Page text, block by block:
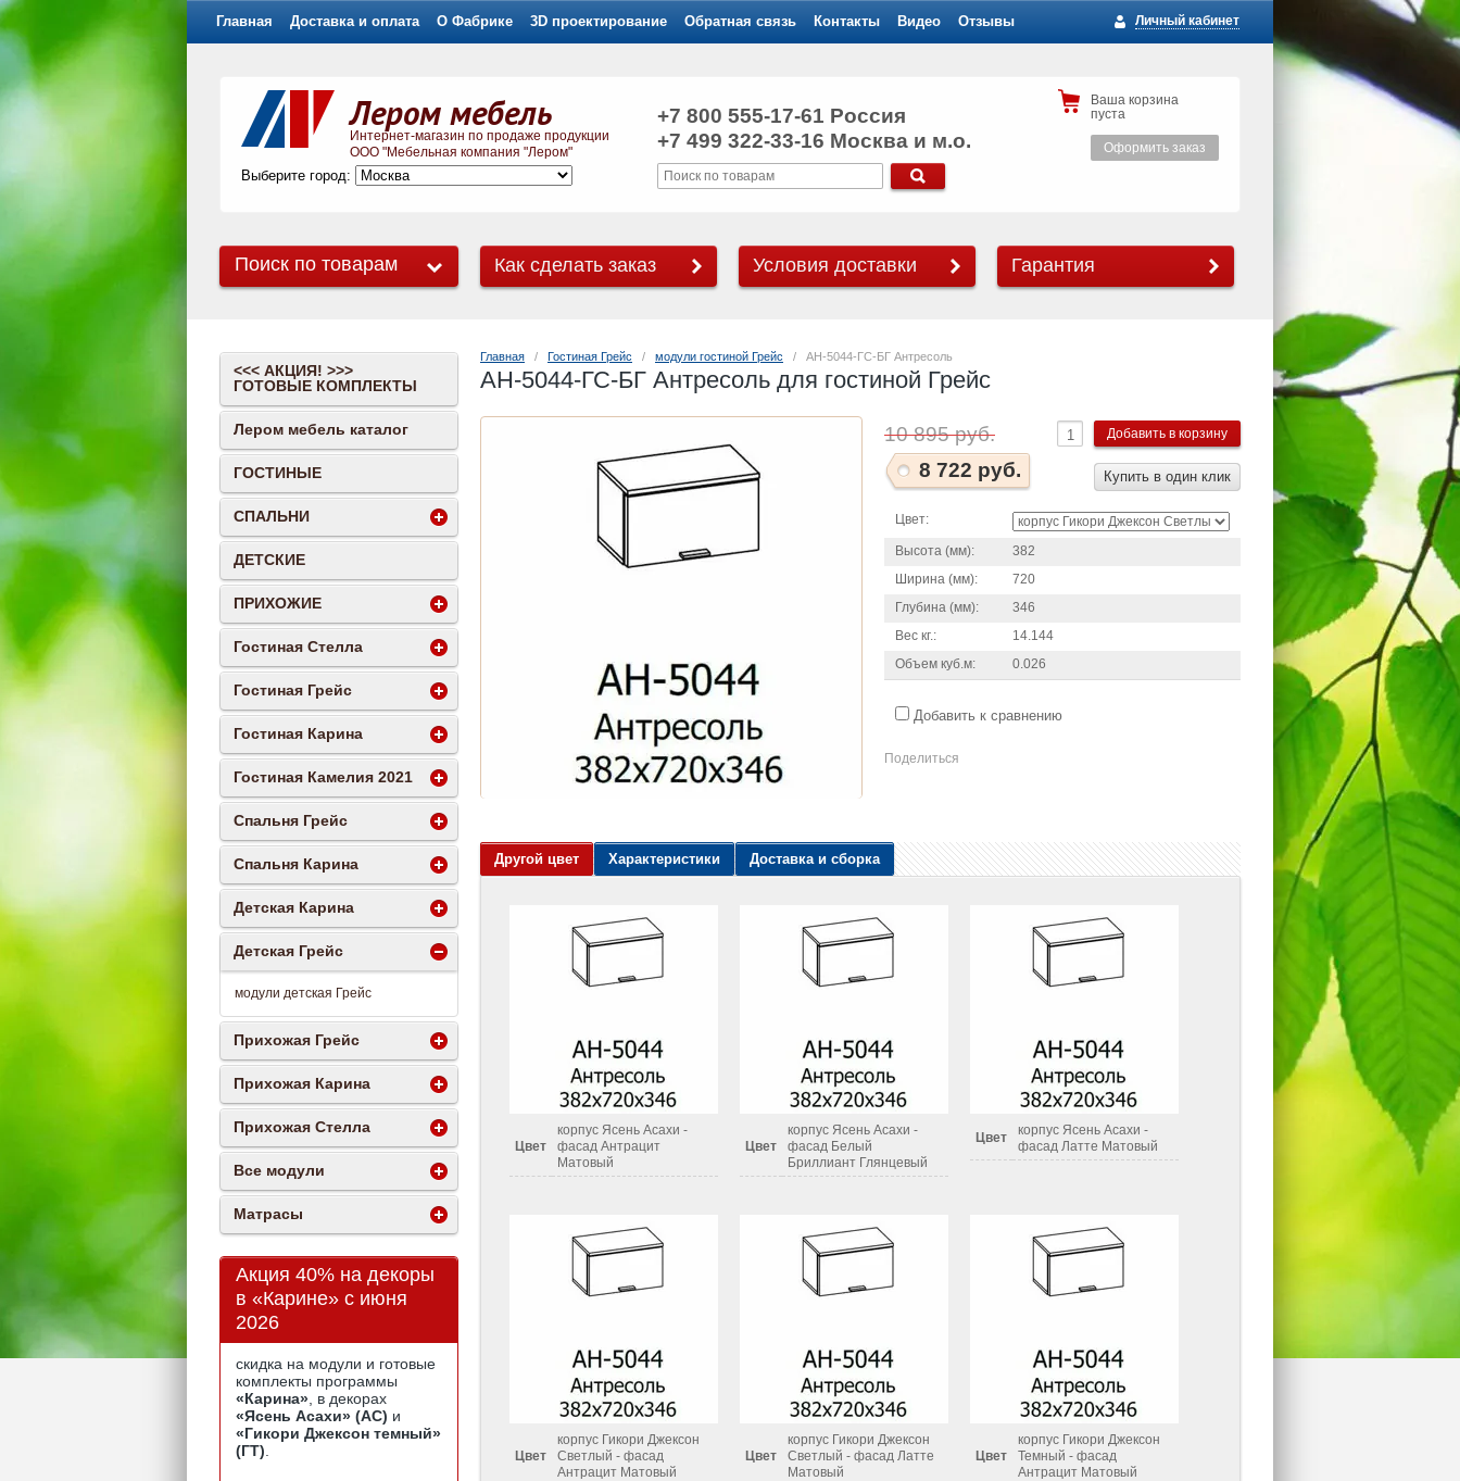
Главная Доставка и оплата О Фабрике 3D проектирование Обратная связь Контакты Видео Отзывы Личный кабинет
Лером мебель
Интернет-магазин по продаже продукции
ООО "Мебельная компания "Лером"
Выберите город:
+7 800 555-17-61 Россия
+7 499 322-33-16 Москва и м.о.
Ваша корзина
пуста
Оформить заказ
Поиск по товарам Как сделать заказ Условия доставки Гарантия
Главная
   /
Гостиная Грейс
   /
модули гостиной Грейс
   /   АН-5044-ГС-БГ Антресоль
АН-5044-ГС-БГ Антресоль для гостиной Грейс
10 895 руб.
8 722 руб.
Купить в один клик
Цвет:
Высота (мм):
382
Ширина (мм):
720
Глубина (мм):
346
Вес кг.:
14.144
Объем куб.м:
0.026
Добавить к сравнению
Поделиться
Другой цвет Характеристики Доставка и сборка
Цвет
корпус Ясень Асахи -
фасад Антрацит
Матовый
Цвет
корпус Ясень Асахи -
фасад Белый
Бриллиант Глянцевый
Цвет
корпус Ясень Асахи -
фасад Латте Матовый
Цвет
корпус Гикори Джексон
Светлый - фасад
Антрацит Матовый
Цвет
корпус Гикори Джексон
Светлый - фасад Латте
Матовый
Цвет
корпус Гикори Джексон
Темный - фасад
Антрацит Матовый
<<< АКЦИЯ! >>>
ГОТОВЫЕ КОМПЛЕКТЫ
Лером мебель каталог
ГОСТИНЫЕ
СПАЛЬНИ
ДЕТСКИЕ
ПРИХОЖИЕ
Гостиная Стелла
Гостиная Грейс
Гостиная Карина
Гостиная Камелия 2021
Спальня Грейс
Спальня Карина
Детская Карина
Детская Грейс
модули детская Грейс
Прихожая Грейс
Прихожая Карина
Прихожая Стелла
Все модули
Матрасы
Акция 40% на декоры
в «Карине» с июня
2026
скидка на модули и готовые
комплекты программы
«Карина» , в декорах
«Ясень Асахи» (АС) и
«Гикори Джексон темный»
(ГТ)